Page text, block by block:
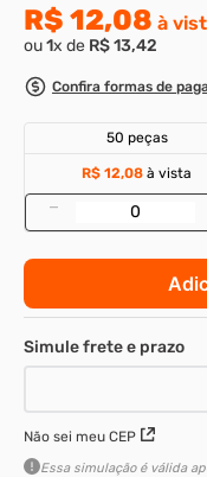
R$ 12,08 à
ou1x de R$13,42
Confira formas de
50 peças
R$ 12,08 à vista
–
Não sei meu CEP
Essa simulação é válida
9º
rodizio
10
presto